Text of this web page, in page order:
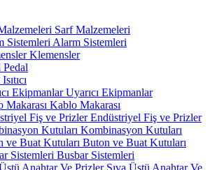
Sarf Malzemeleri
Alarm Sistemleri
Klemensler
Pedal
Isıtıcı
Uyarıcı Ekipmanlar
Kablo Makarası
Endüstriyel Fiş ve Prizler
Kombinasyon Kutuları
Buton ve Buat Kutuları
Busbar Sistemleri
Sıva Üstü Anahtar Ve